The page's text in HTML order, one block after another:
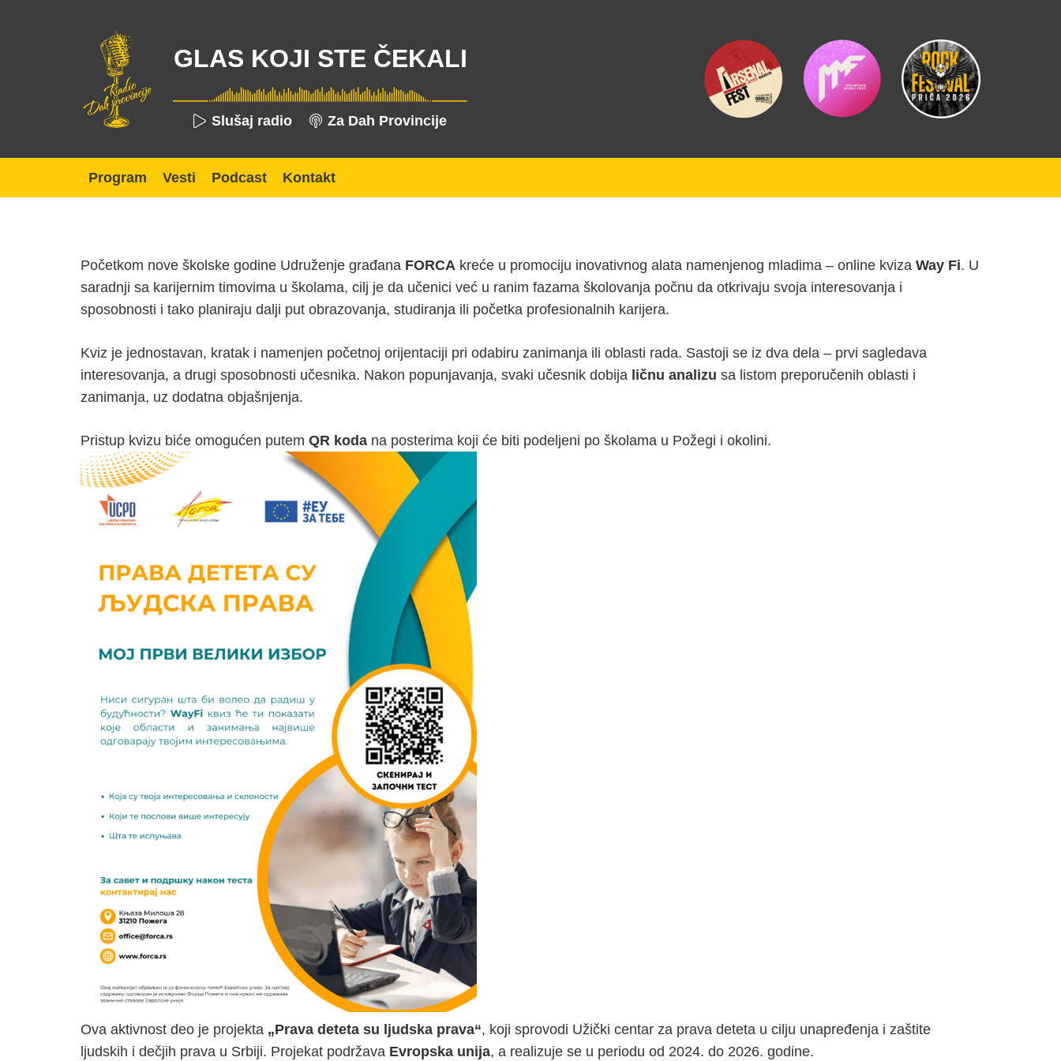
GLAS KOJI STE ČEKALI
Slušaj radio Za Dah Provincije
Program Vesti Podcast Kontakt
Početkom nove školske godine Udruženje građana FORCA kreće u promociju inovativnog alata namenjenog mladima – online kviza Way Fi. U
saradnji sa karijernim timovima u školama, cilj je da učenici već u ranim fazama školovanja počnu da otkrivaju svoja interesovanja i
sposobnosti i tako planiraju dalji put obrazovanja, studiranja ili početka profesionalnih karijera.
Kviz je jednostavan, kratak i namenjen početnoj orijentaciji pri odabiru zanimanja ili oblasti rada. Sastoji se iz dva dela – prvi sagledava
interesovanja, a drugi sposobnosti učesnika. Nakon popunjavanja, svaki učesnik dobija ličnu analizu sa listom preporučenih oblasti i
zanimanja, uz dodatna objašnjenja.
Pristup kvizu biće omogućen putem QR koda na posterima koji će biti podeljeni po školama u Požegi i okolini.
Ova aktivnost deo je projekta „Prava deteta su ljudska prava“, koji sprovodi Užički centar za prava deteta u cilju unapređenja i zaštite
ljudskih i dečjih prava u Srbiji. Projekat podržava Evropska unija, a realizuje se u periodu od 2024. do 2026. godine.